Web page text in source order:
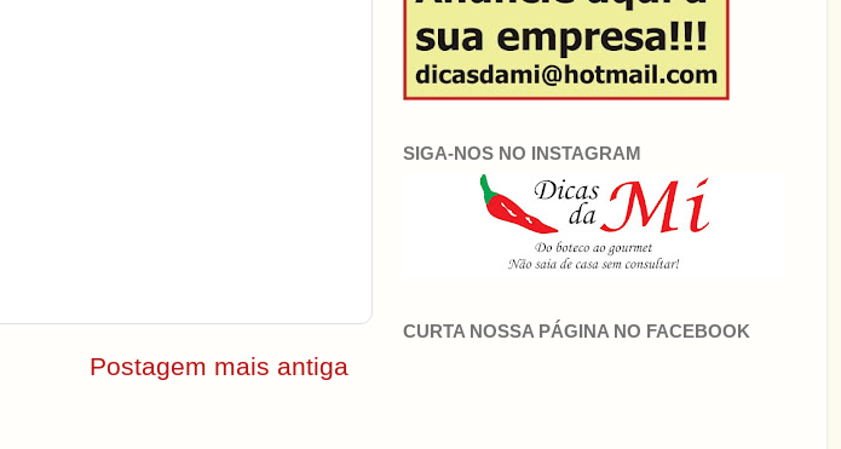
Postagem mais antiga
SIGA-NOS NO INSTAGRAM
CURTA NOSSA PÁGINA NO FACEBOOK